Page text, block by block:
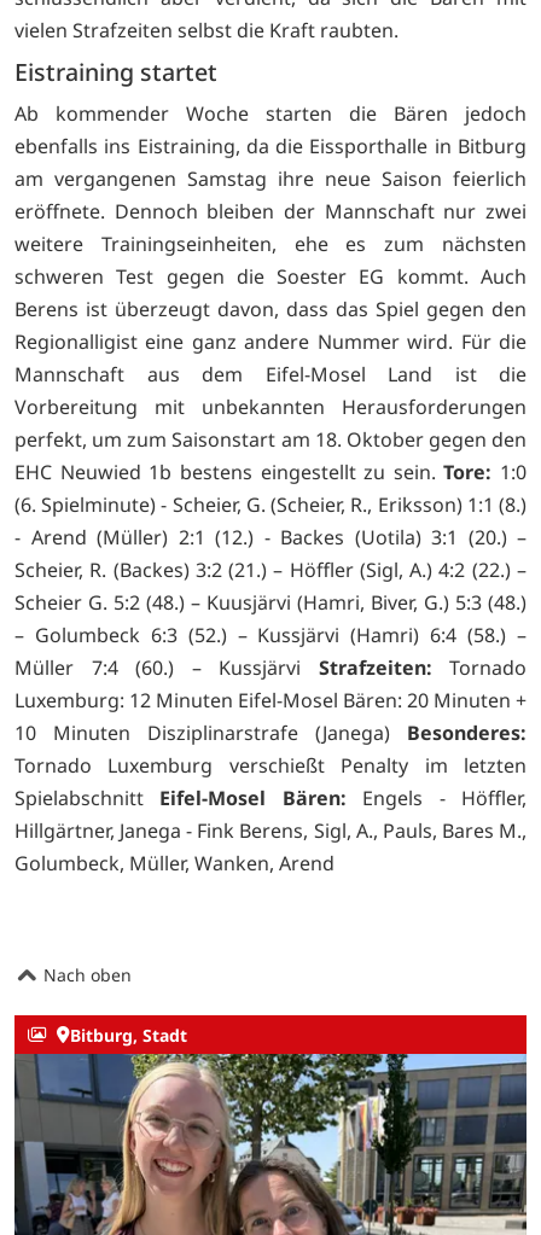
vielen Strafzeiten selbst die Kraft raubten.
Eistraining startet
Ab kommender Woche starten die Bären jedoch
ebenfalls ins Eistraining, da die Eissporthalle in Bitburg
am vergangenen Samstag ihre neue Saison feierlich
eröffnete. Dennoch bleiben der Mannschaft nur zwei
weitere Trainingseinheiten, ehe es zum nächsten
schweren Test gegen die Soester EG kommt. Auch
Berens ist überzeugt davon, dass das Spiel gegen den
Regionalligist eine ganz andere Nummer wird. Für die
Mannschaft aus dem Eifel-Mosel Land ist die
Vorbereitung mit unbekannten Herausforderungen
perfekt, um zum Saisonstart am 18. Oktober gegen den
EHC Neuwied 1b bestens eingestellt zu sein.Tore: 1:0
(6. Spielminute) - Scheier, G. (Scheier, R., Eriksson) 1:1 (8.)
- Arend (Müller) 2:1 (12.) - Backes (Uotila) 3:1 (20.) –
Scheier, R. (Backes) 3:2 (21.) – Höffler (Sigl, A.) 4:2 (22.) –
Scheier G. 5:2 (48.) – Kuusjärvi (Hamri, Biver, G.) 5:3 (48.)
– Golumbeck 6:3 (52.) – Kussjärvi (Hamri) 6:4 (58.) –
Müller 7:4 (60.) – Kussjärvi Strafzeiten: Tornado
Luxemburg: 12 Minuten Eifel-Mosel Bären: 20 Minuten +
10 Minuten Disziplinarstrafe (Janega) Besonderes:
Tornado Luxemburg verschießt Penalty im letzten
Spielabschnitt Eifel-Mosel Bären: Engels - Höffler,
Hillgärtner, Janega - Fink Berens, Sigl, A., Pauls, Bares M.,
Golumbeck, Müller, Wanken, Arend
Nach oben
Bitburg, Stadt